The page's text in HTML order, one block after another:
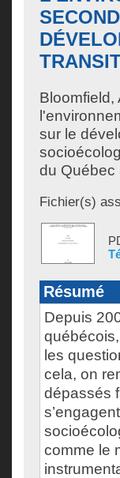
Bloomfield,
sur le
du Québec
Fichier(s)
Résumé
Depuis
les
cela, on
dépassés
comme le